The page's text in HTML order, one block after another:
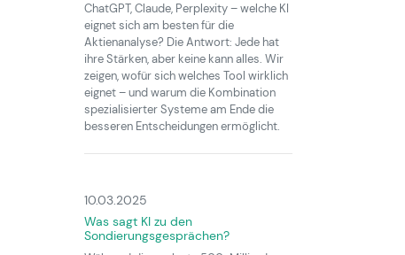
ChatGPT, Claude, Perplexity – welche KI
eignet sich am besten für die
Aktienanalyse? Die Antwort: Jede hat
ihre Stärken, aber keine kann alles. Wir
zeigen, wofür sich welches Tool wirklich
eignet – und warum die Kombination
spezialisierter Systeme am Ende die
besseren Entscheidungen ermöglicht.
10.03.2025
Was sagt KI zu den
Sondierungsgesprächen?